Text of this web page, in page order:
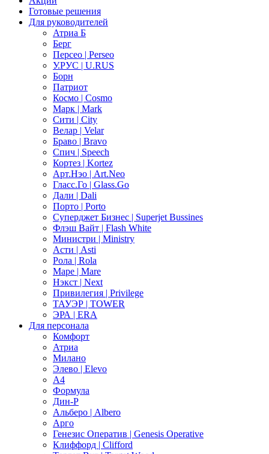
Готовые решения
Для руководителей
Атриа Б
Берг
Персео | Perseo
У.РУС | U.RUS
Борн
Патриот
Космо | Cosmo
Марк | Mark
Сити | City
Велар | Velar
Браво | Bravo
Спич | Speech
Кортез | Kortez
Арт.Нэо | Art.Neo
Гласс.Го | Glass.Go
Дали | Dali
Порто | Porto
Суперджет Бизнес | Superjet Bussines
Флэш Вайт | Flash White
Министри | Ministry
Асти | Asti
Рола | Rola
Маре | Mare
Нэкст | Next
Привилегия | Privilege
ТАУЭР | TOWER
ЭРА | ERA
Для персонала
Комфорт
Атриа
Милано
Элево | Elevo
А4
Формула
Дин-Р
Альберо | Albero
Арго
Генезис Оператив | Genesis Operative
Клиффорд | Clifford